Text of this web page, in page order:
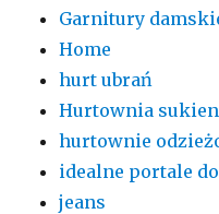
Garnitury
Home
hurt ubrań
Hurtownia
hurtownie
idealne portale
jeans